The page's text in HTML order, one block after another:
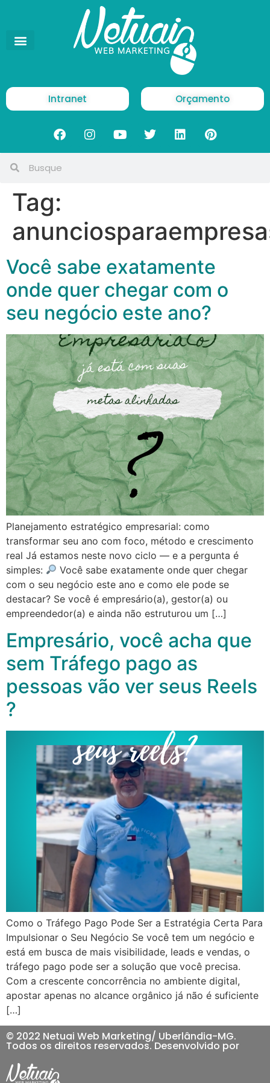
Intranet Orçamento
Tag:
Você sabe exatamente
onde quer chegar com o
seu negócio este ano?
Planejamento estratégico empresarial: como
transformar seu ano com foco, método e crescimento
real Já estamos neste novo ciclo — e a pergunta é
simples:
Você sabe exatamente onde quer chegar
com o seu negócio este ano e como ele pode se
destacar? Se você é empresário(a), gestor(a) ou
empreendedor(a) e ainda não estruturou um […]
Empresário, você acha que
sem Tráfego pago as
pessoas vão ver seus Reels
?
Como o Tráfego Pago Pode Ser a Estratégia Certa Para
Impulsionar o Seu Negócio Se você tem um negócio e
está em busca de mais visibilidade, leads e vendas, o
tráfego pago pode ser a solução que você precisa.
Com a crescente concorrência no ambiente digital,
apostar apenas no alcance orgânico já não é suficiente
[…]
© 2022 Netuai Web Marketing/ Uberlândia-MG.
Todos os direitos reservados. Desenvolvido por